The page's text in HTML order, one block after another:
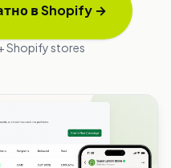
в Shopify →
Shopify stores